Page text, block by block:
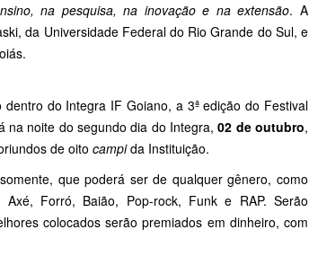
na pesquisa, na inovação e na extensão. A
da Universidade Federal do Rio Grande do Sul, e
do Integra IF Goiano, a 3ª edição do Festival
na noite do segundo dia do Integra,02 de outubro,
de oito campida Instituição.
que poderá ser de qualquer gênero, como
Forró, Baião, Pop-rock, Funk e RAP. Serão
colocados serão premiados em dinheiro, com